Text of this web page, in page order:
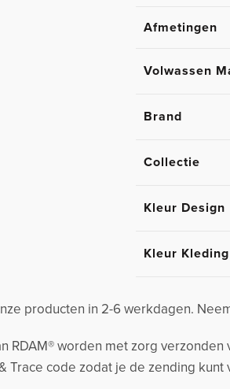
Afmetingen
Volwassen
Brand
Collectie
Kleur Design
Kleur Kleding
producten in 2-6 werkdagen.
RDAM® worden met zorg
Trace code zodat je de zending kunt